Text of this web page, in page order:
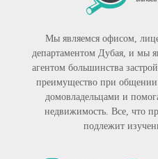
Мы являемся офисом,
департаментом Дубая, и мы
агентом большинства
преимущество при
домовладельцами и
недвижимость. Все, что
подлежит